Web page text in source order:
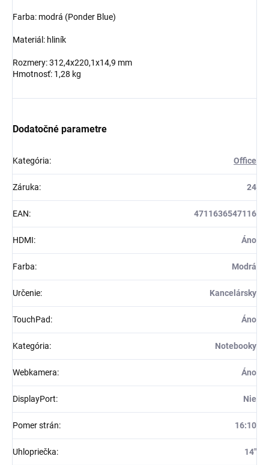
Farba: modrá (Ponder Blue)
Materiál: hliník
Rozmery: 312,4x220,1x14,9 mm
Hmotnosť: 1,28 kg
Dodatočné parametre
Kategória: Office
Záruka: 24
EAN: 4711636547116
HDMI: Áno
Farba: Modrá
Určenie: Kancelársky
TouchPad: Áno
Kategória: Notebooky
Webkamera: Áno
DisplayPort: Nie
Pomer strán: 16:10
Uhlopriečka: 14"